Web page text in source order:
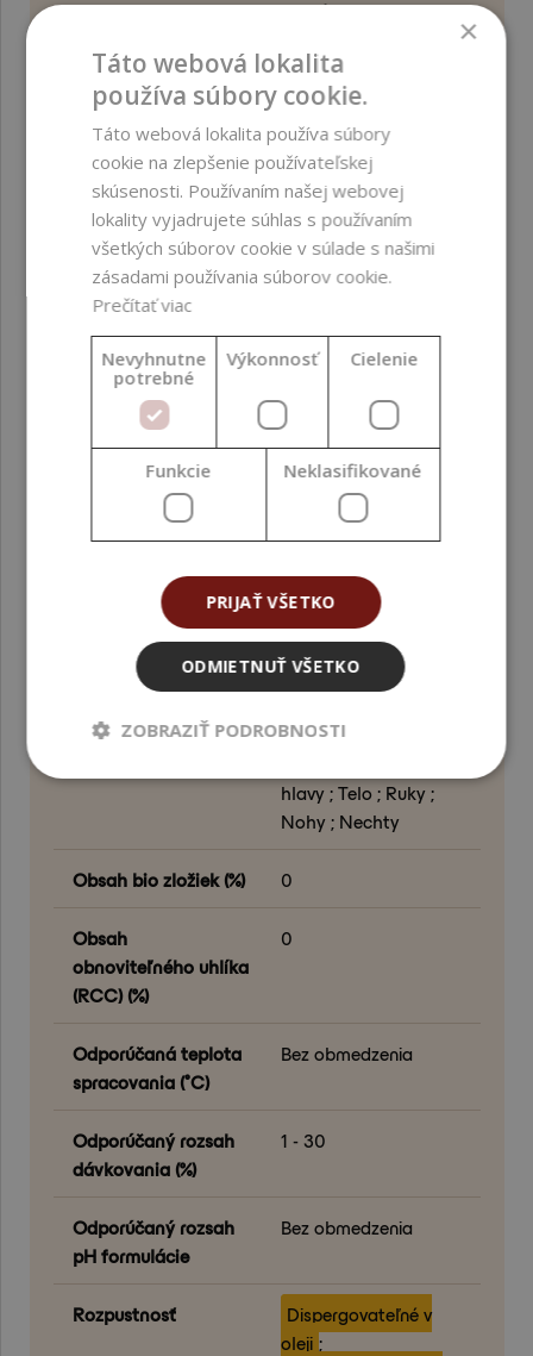
; ftalátov ;
látok ; zložiek z GMO
; silikónov ; alkoholu
Biologická
odbúrateľnosť
Nevzťahuje sa
CI číslo
77019, 77891, 77491,
77492, 77861
Funkcia vo formulácii
Fáza formulácie
Olejová fáza ;
Dodatočné
zapracovanie
Kozmetická kvalita
Metóda spracovania
Sušenie ; Mletie ;
hlavy ; Telo ; Ruky ;
Nohy ; Nechty
Obsah bio zložiek (%) 0
Obsah
obnoviteľného uhlíka
(RCC) (%)
0
Odporúčaná teplota
spracovania (°C)
Bez obmedzenia
Odporúčaný rozsah
dávkovania (%)
1 - 30
Odporúčaný rozsah
pH formulácie
Bez obmedzenia
Rozpustnosť
Dispergovateľné v
oleji ;
×
Táto webová lokalita
používa súbory cookie.
Táto webová lokalita používa súbory
cookie na zlepšenie používateľskej
skúsenosti. Používaním našej webovej
lokality vyjadrujete súhlas s používaním
všetkých súborov cookie v súlade s našimi
zásadami používania súborov cookie.
Prečítať viac
Nevyhnutne
potrebné
Výkonnosť Cielenie
Funkcie Neklasifikované
PRIJAŤ VŠETKO
ODMIETNUŤ VŠETKO
ZOBRAZIŤ PODROBNOSTI